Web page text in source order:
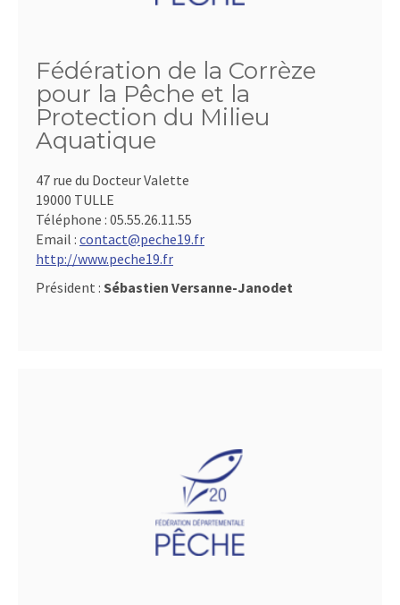
Fédération de la Corrèze
pour la Pêche et la
Protection du Milieu
Aquatique
47 rue du Docteur Valette
19000 TULLE
Téléphone : 05.55.26.11.55
Email : contact@peche19.fr
http://www.peche19.fr
Président : Sébastien Versanne-Janodet